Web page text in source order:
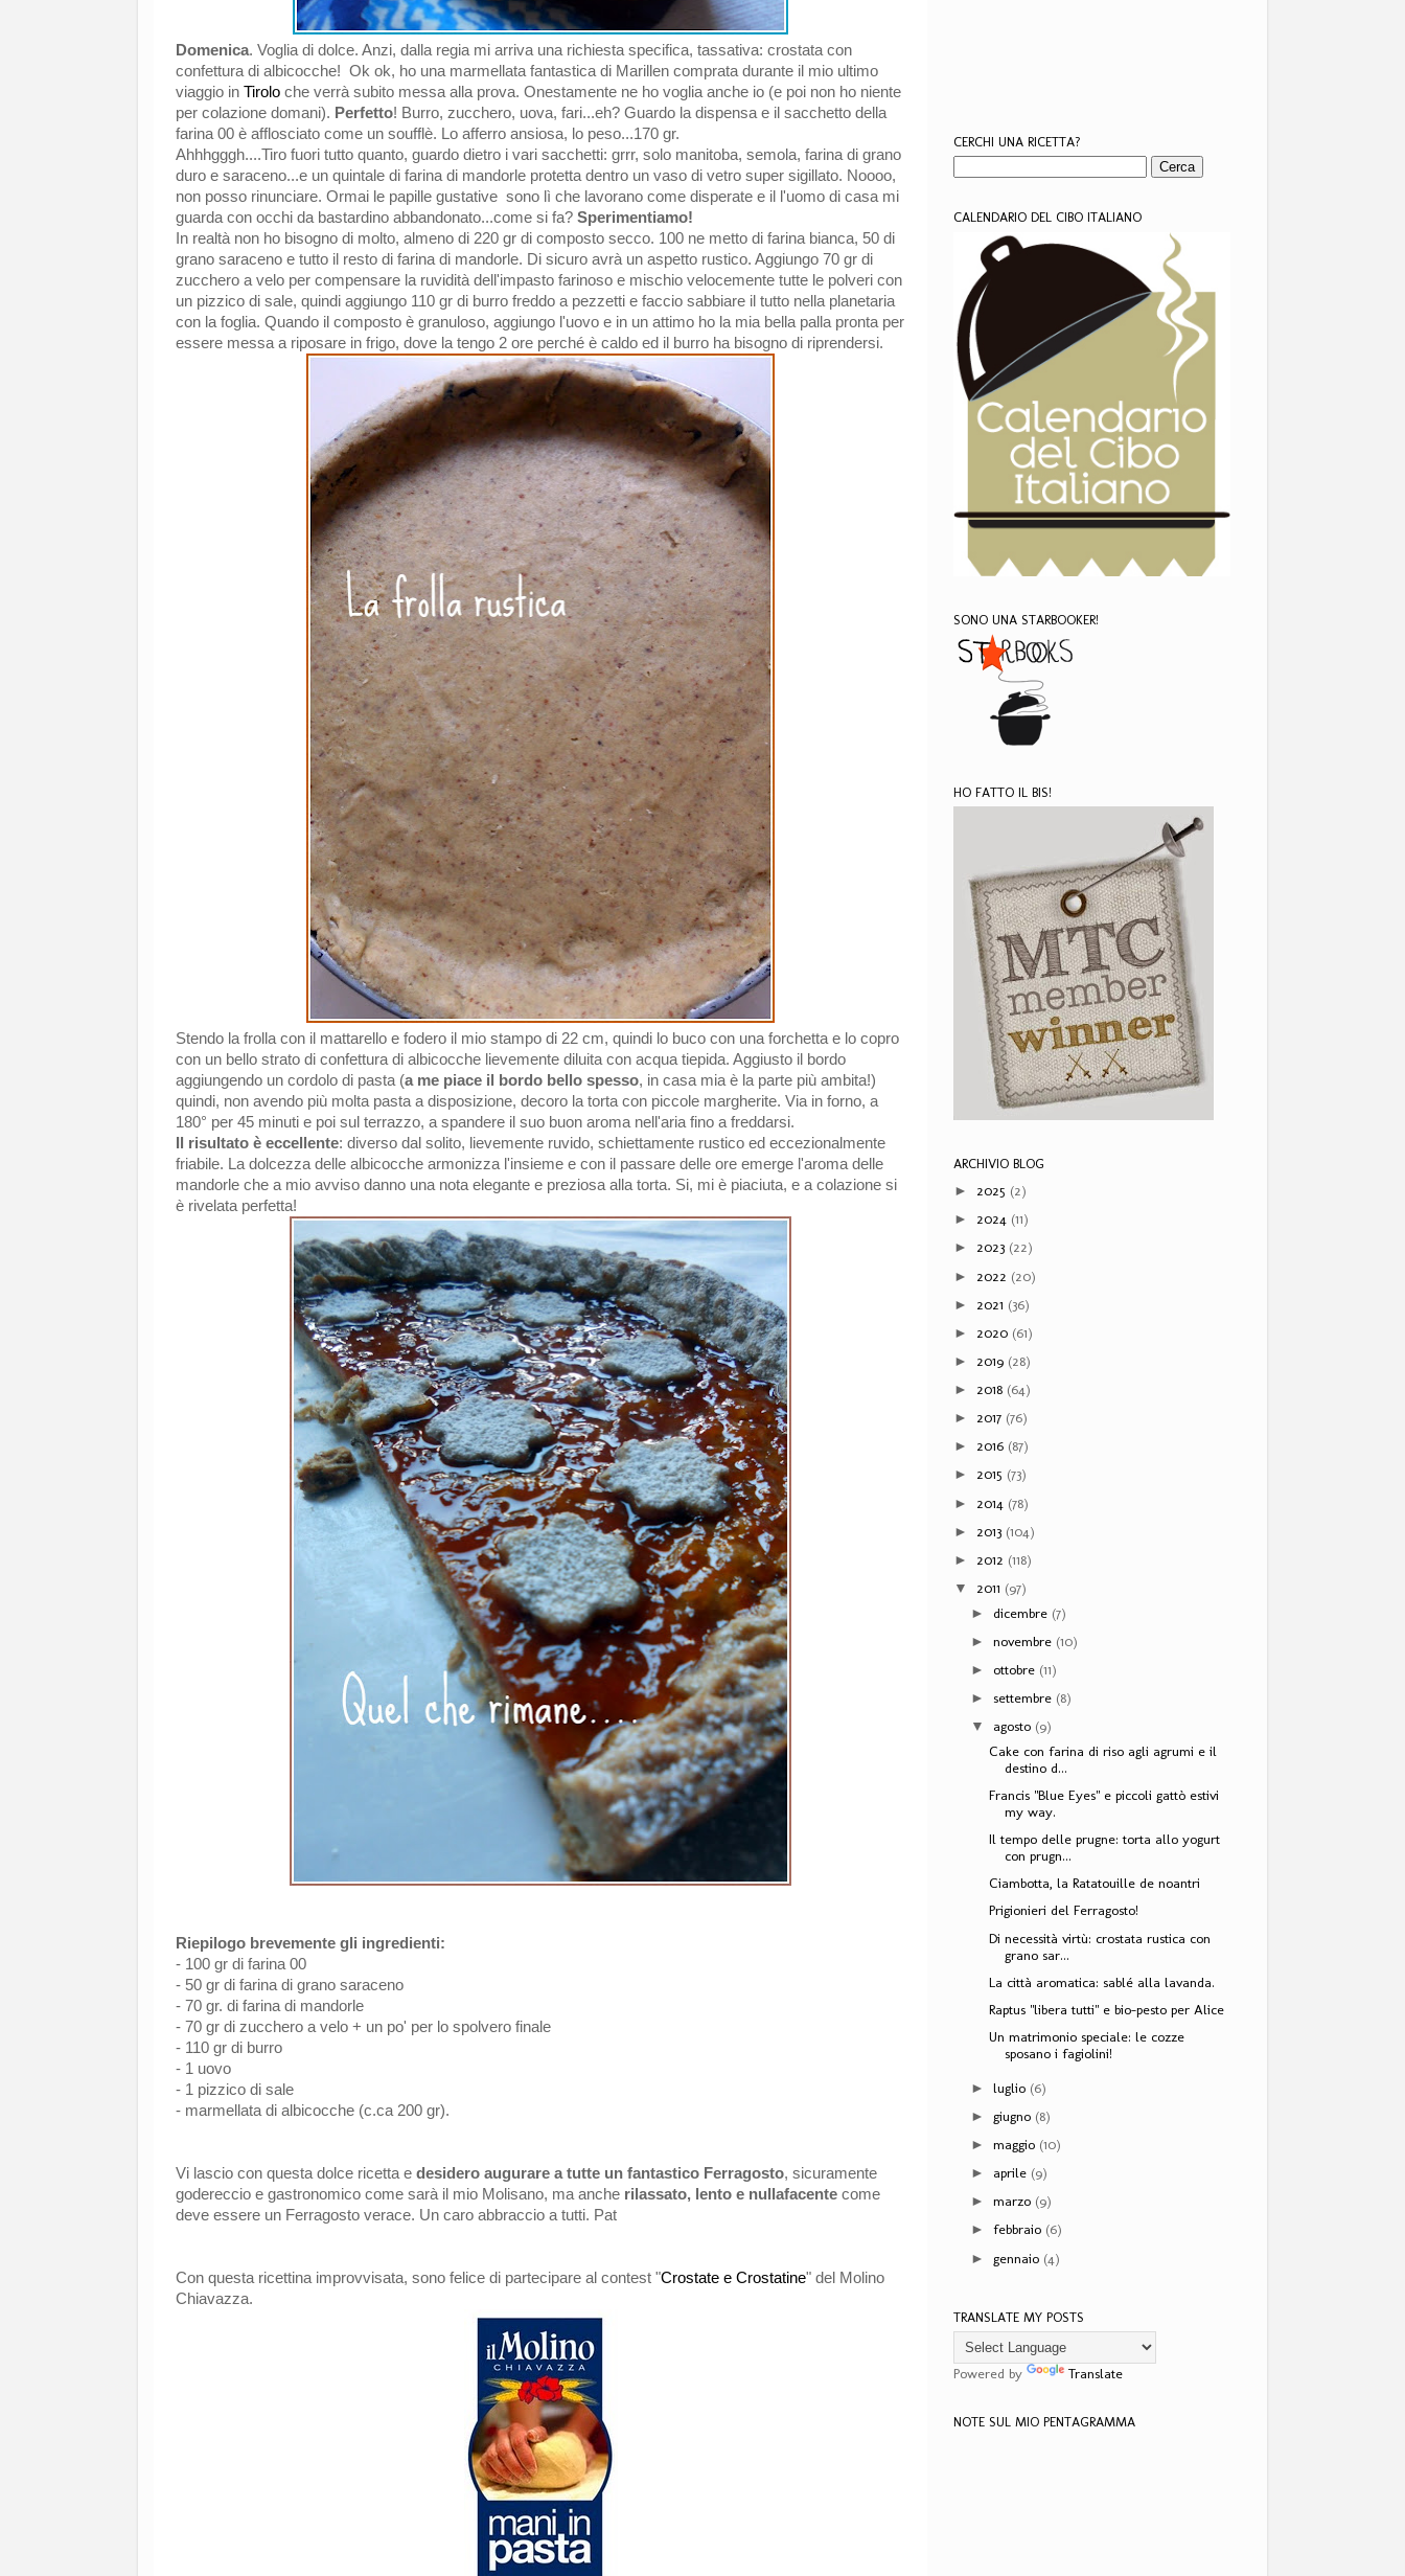
Domenica. Voglia di dolce. Anzi, dalla regia mi arriva una richiesta specifica, tassativa: crostata con
confettura di albicocche! Ok ok, ho una marmellata fantastica di Marillen comprata durante il mio ultimo
viaggio in Tirolo che verrà subito messa alla prova. Onestamente ne ho voglia anche io (e poi non ho niente
per colazione domani). Perfetto! Burro, zucchero, uova, fari...eh? Guardo la dispensa e il sacchetto della
farina 00 è afflosciato come un soufflè. Lo afferro ansiosa, lo peso...170 gr.
Ahhhgggh....Tiro fuori tutto quanto, guardo dietro i vari sacchetti: grrr, solo manitoba, semola, farina di grano
duro e saraceno...e un quintale di farina di mandorle protetta dentro un vaso di vetro super sigillato. Noooo,
non posso rinunciare. Ormai le papille gustative sono lì che lavorano come disperate e il l'uomo di casa mi
guarda con occhi da bastardino abbandonato...come si fa? Sperimentiamo!
In realtà non ho bisogno di molto, almeno di 220 gr di composto secco. 100 ne metto di farina bianca, 50 di
grano saraceno e tutto il resto di farina di mandorle. Di sicuro avrà un aspetto rustico. Aggiungo 70 gr di
zucchero a velo per compensare la ruvidità dell'impasto farinoso e mischio velocemente tutte le polveri con
un pizzico di sale, quindi aggiungo 110 gr di burro freddo a pezzetti e faccio sabbiare il tutto nella planetaria
con la foglia. Quando il composto è granuloso, aggiungo l'uovo e in un attimo ho la mia bella palla pronta per
essere messa a riposare in frigo, dove la tengo 2 ore perché è caldo ed il burro ha bisogno di riprendersi.
Stendo la frolla con il mattarello e fodero il mio stampo di 22 cm, quindi lo buco con una forchetta e lo copro
con un bello strato di confettura di albicocche lievemente diluita con acqua tiepida. Aggiusto il bordo
aggiungendo un cordolo di pasta (a me piace il bordo bello spesso, in casa mia è la parte più ambita!)
quindi, non avendo più molta pasta a disposizione, decoro la torta con piccole margherite. Via in forno, a
180° per 45 minuti e poi sul terrazzo, a spandere il suo buon aroma nell'aria fino a freddarsi.
Il risultato è eccellente: diverso dal solito, lievemente ruvido, schiettamente rustico ed eccezionalmente
friabile. La dolcezza delle albicocche armonizza l'insieme e con il passare delle ore emerge l'aroma delle
mandorle che a mio avviso danno una nota elegante e preziosa alla torta. Si, mi è piaciuta, e a colazione si
è rivelata perfetta!
Riepilogo brevemente gli ingredienti:
- 100 gr di farina 00
- 50 gr di farina di grano saraceno
- 70 gr. di farina di mandorle
- 70 gr di zucchero a velo + un po' per lo spolvero finale
- 110 gr di burro
- 1 uovo
- 1 pizzico di sale
- marmellata di albicocche (c.ca 200 gr).
Vi lascio con questa dolce ricetta e desidero augurare a tutte un fantastico Ferragosto, sicuramente
godereccio e gastronomico come sarà il mio Molisano, ma anche rilassato, lento e nullafacente come
deve essere un Ferragosto verace. Un caro abbraccio a tutti. Pat
Con questa ricettina improvvisata, sono felice di partecipare al contest "Crostate e Crostatine" del Molino
Chiavazza.
CERCHI UNA RICETTA?
CALENDARIO DEL CIBO ITALIANO
SONO UNA STARBOOKER!
HO FATTO IL BIS!
ARCHIVIO BLOG
► 2025 (2)
► 2024 (11)
► 2023 (22)
► 2022 (20)
► 2021 (36)
► 2020 (61)
► 2019 (28)
► 2018 (64)
► 2017 (76)
► 2016 (87)
► 2015 (73)
► 2014 (78)
► 2013 (104)
► 2012 (118)
▼ 2011 (97)
► dicembre (7)
►novembre (10)
► ottobre (11)
► settembre (8)
▼ agosto (9)
Cake con farina di riso agli agrumi e il
destino d...
Francis "Blue Eyes" e piccoli gattò estivi
my way.
Il tempo delle prugne: torta allo yogurt
con prugn...
Ciambotta, la Ratatouille de noantri
Prigionieri del Ferragosto!
Di necessità virtù: crostata rustica con
grano sar...
La città aromatica: sablé alla lavanda.
Raptus "libera tutti" e bio-pesto per Alice
Un matrimonio speciale: le cozze
sposano i fagiolini!
►luglio (6)
► giugno (8)
►maggio (10)
► aprile (9)
►marzo (9)
►febbraio (6)
► gennaio (4)
TRANSLATE MY POSTS
Powered by Translate
NOTE SUL MIO PENTAGRAMMA